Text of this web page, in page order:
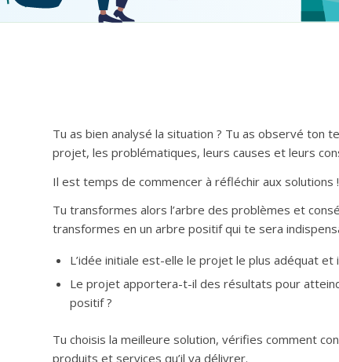
Tu as bien analysé la situation ? Tu as observé ton
projet, les problématiques, leurs causes et leurs
Il est temps de commencer à réfléchir aux solutions !
Tu transformes alors l’arbre des problèmes et
transformes en un arbre positif qui te sera
L’idée initiale est-elle le projet le plus adéquat et
Le projet apportera-t-il des résultats pour
positif ?
Tu choisis la meilleure solution, vérifies comment
produits et services qu’il va délivrer.